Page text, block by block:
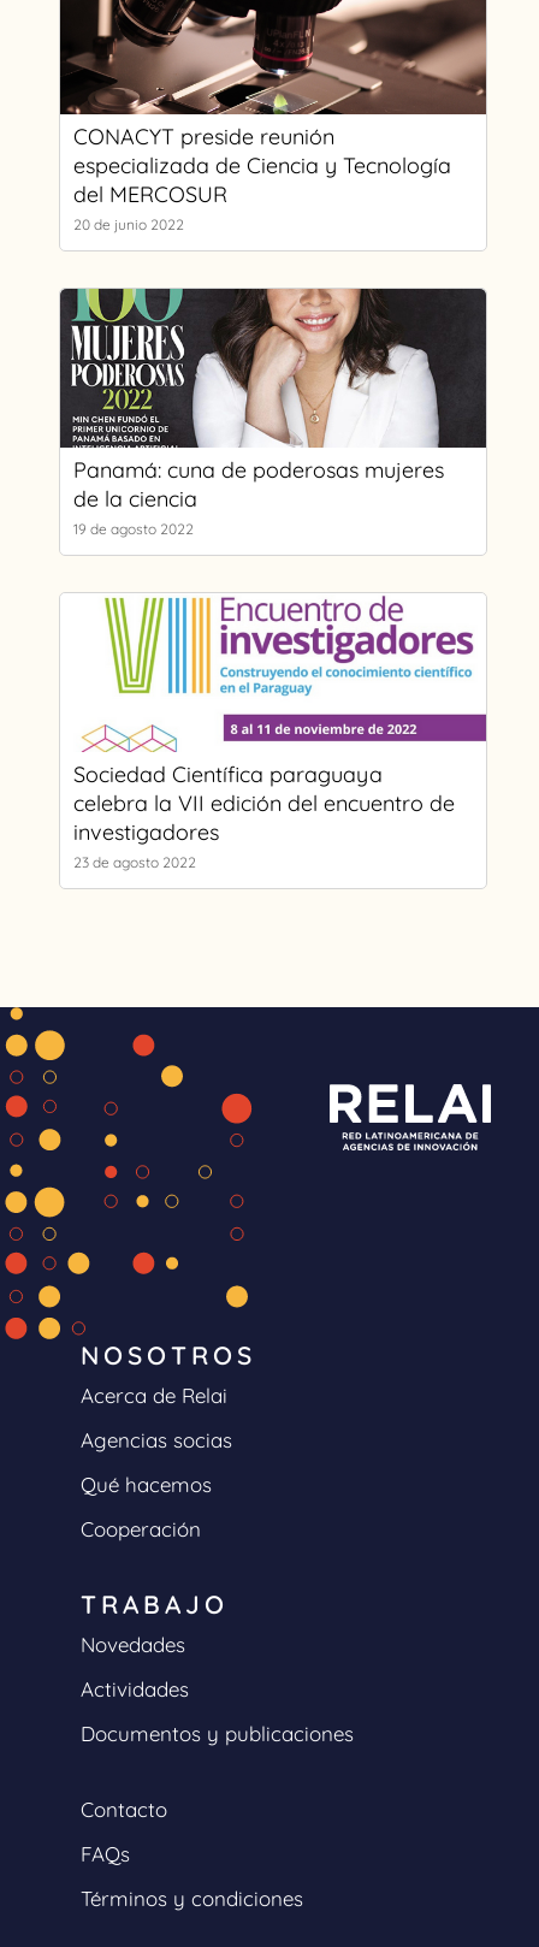
CONACYT preside reunión
especializada de Ciencia y Tecnología
del MERCOSUR
20 de junio 2022
Panamá: cuna de poderosas mujeres
de la ciencia
19 de agosto 2022
Sociedad Científica paraguaya
celebra la VII edición del encuentro de
investigadores
23 de agosto 2022
NOSOTROS
Acerca de Relai
Agencias socias
Qué hacemos
Cooperación
TRABAJO
Novedades
Actividades
Documentos y publicaciones
Contacto
FAQs
Términos y condiciones